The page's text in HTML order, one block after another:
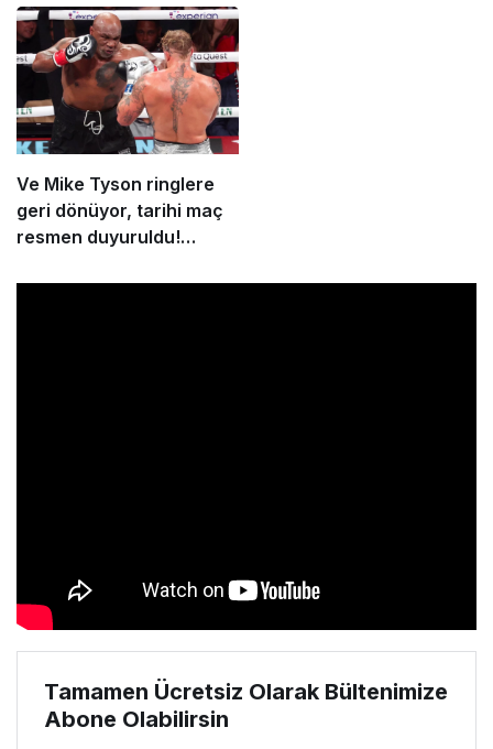
Ve Mike Tyson ringlere
geri dönüyor, tarihi maç
resmen duyuruldu!
yok
Tamamen Ücretsiz Olarak Bültenimize
Abone Olabilirsin